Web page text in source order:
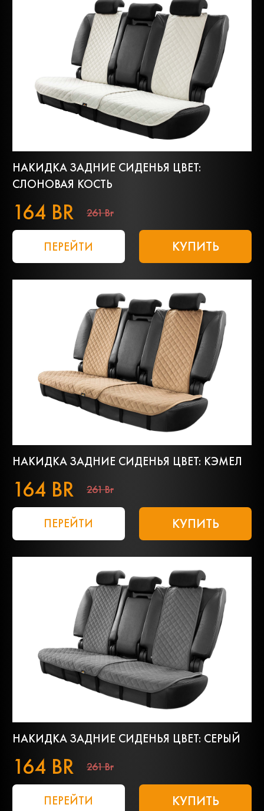
НАКИДКА ЗАДНИЕ СИДЕНЬЯ ЦВЕТ:
СЛОНОВАЯ КОСТЬ
164 BR 261 Br
ПЕРЕЙТИ КУПИТЬ
НАКИДКА ЗАДНИЕ СИДЕНЬЯ ЦВЕТ: КЭМЕЛ
164 BR 261 Br
ПЕРЕЙТИ КУПИТЬ
НАКИДКА ЗАДНИЕ СИДЕНЬЯ ЦВЕТ: СЕРЫЙ
164 BR 261 Br
ПЕРЕЙТИ КУПИТЬ